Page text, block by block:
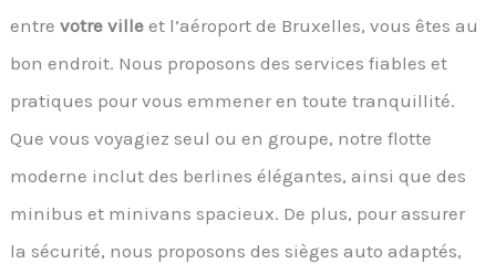
entrevotre ville et l’aéroport de Bruxelles, vous êtes au
bon endroit. Nous proposons des services fiables et
pratiques pour vous emmener en toute tranquillité.
Que vous voyagiez seul ou en groupe, notre flotte
moderne inclut des berlines élégantes, ainsi que des
minibus et minivans spacieux. De plus, pour assurer
la sécurité, nous proposons des sièges auto adaptés,